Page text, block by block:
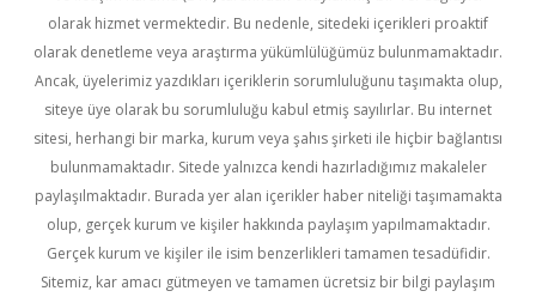
olarak hizmet vermektedir. Bu nedenle, sitedeki içerikleri proaktif
olarak denetleme veya araştırma yükümlülüğümüz bulunmamaktadır.
Ancak, üyelerimiz yazdıkları içeriklerin sorumluluğunu taşımakta olup,
siteye üye olarak bu sorumluluğu kabul etmiş sayılırlar. Bu internet
sitesi, herhangi bir marka, kurum veya şahıs şirketi ile hiçbir bağlantısı
bulunmamaktadır. Sitede yalnızca kendi hazırladığımız makaleler
paylaşılmaktadır. Burada yer alan içerikler haber niteliği taşımamakta
olup, gerçek kurum ve kişiler hakkında paylaşım yapılmamaktadır.
Gerçek kurum ve kişiler ile isim benzerlikleri tamamen tesadüfidir.
Sitemiz, kar amacı gütmeyen ve tamamen ücretsiz bir bilgi paylaşım